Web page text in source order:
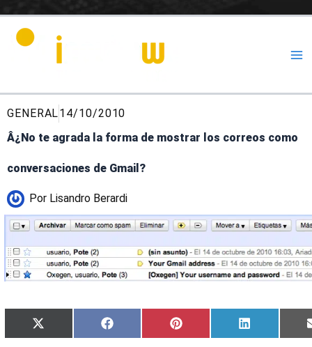
GENERAL14/10/2010
Â¿No te agrada la forma de mostrar los correos como
conversaciones de Gmail?
Por Lisandro Berardi
Compartir
en
X
(Twitter)
Compartir
en
Facebook
Compartir
en
Pinterest
Compartir
en
LinkedIn